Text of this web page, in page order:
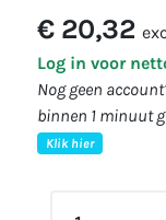
€ 20,32
Log in voor
Nog geen
binnen 1 minuut
Klik hier